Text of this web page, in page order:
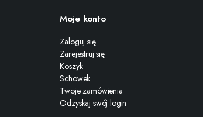
Moje konto
Zaloguj się
Zarejestruj się
Koszyk
Schowek
Twoje zamówienia
Odzyskaj swój login